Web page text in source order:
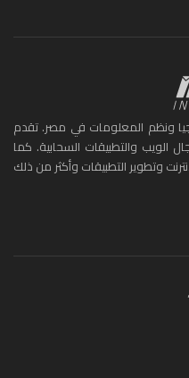
المعلومات في مصر. تقدم
والتطبيقات السحابية. كما
التطبيقات وأكثر من ذلك